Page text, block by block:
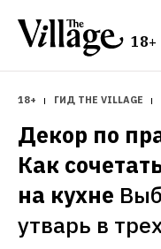
18+
18+ ГИД THE VILLAGE
Декор по
Как
на кухне
утварь в